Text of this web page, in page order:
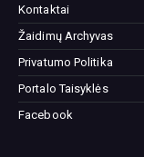
Kontaktai
Žaidimų Archyvas
Privatumo Politika
Portalo Taisyklės
Facebook